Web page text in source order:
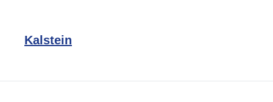
Kalstein